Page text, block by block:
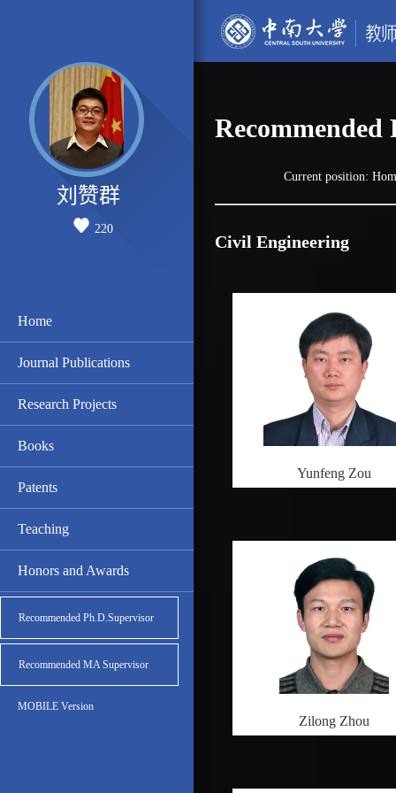
刘赞群
220
Home
Journal Publications
Research Projects
Books
Patents
Teaching
Honors and Awards
Recommended Ph.D.Supervisor
Recommended MA Supervisor
MOBILE Version
Recommended
Current position:
Civil Engineering
Yunfeng Zou
Zilong Zhou